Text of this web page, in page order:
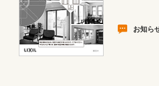
お知ら